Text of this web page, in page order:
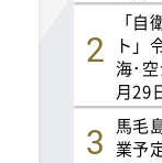
「
ト」
海･
月29
馬毛
業予